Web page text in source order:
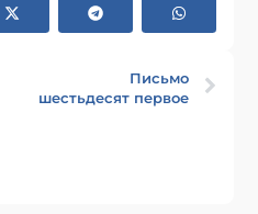
Письмо
шестьдесят первое